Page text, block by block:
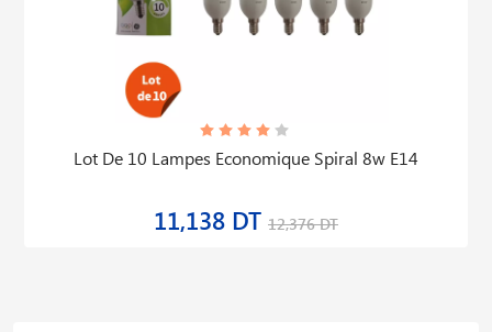
Lot De 10 Lampes Economique Spiral 8w E14
11,138 DT 12,376 DT